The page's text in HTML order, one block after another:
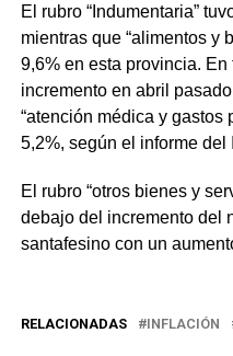
El rubro “Indumentaria”
mientras que “alimentos y
9,6% en esta provincia.
incremento en abril
“atención médica y gastos
5,2%, según el informe del
El rubro “otros bienes y
debajo del incremento del
santafesino con un
RELACIONADAS INFLACIÓN